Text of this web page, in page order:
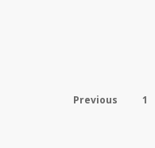
Previous 1